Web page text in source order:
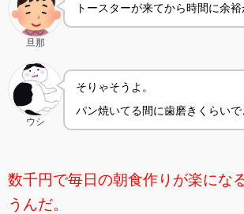
旦那
トースターが来てから時間に余裕
ウシ
そりゃそうよ。
パン焼いてる間に歯磨きくらいで
数千円で毎日の朝食作りが楽にな
うんだ。